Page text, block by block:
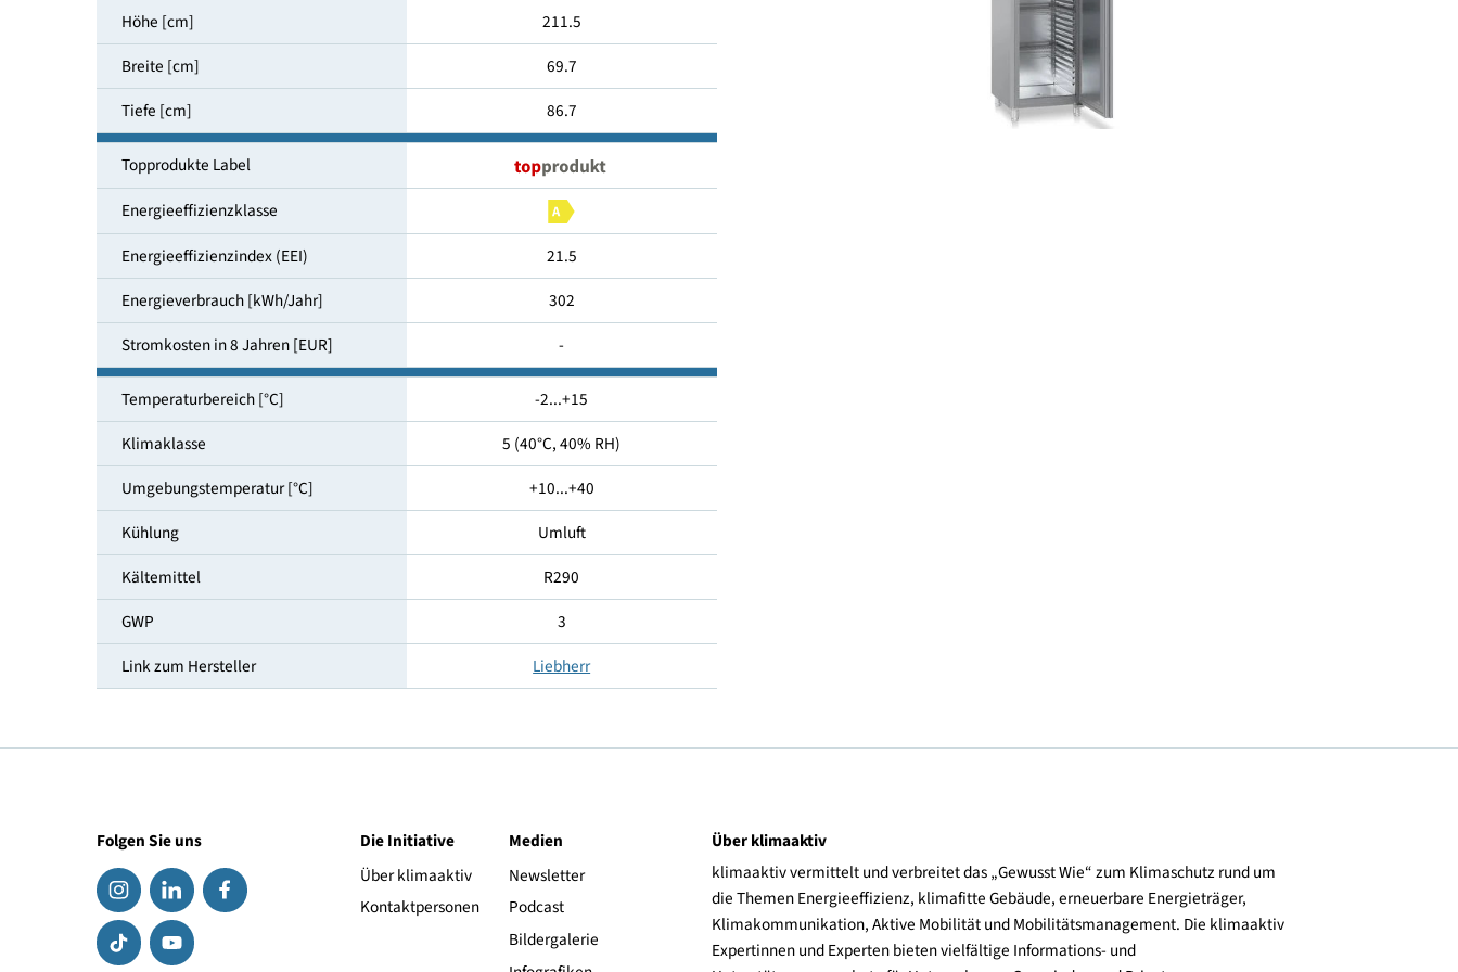
Nutzinhalt gesamt [l]
Höhe [cm]
Breite [cm]
69.7
Tiefe [cm]
Topprodukte Label
Energieeffizienzklasse
Energieeffizienzindex (EEI)
Energieverbrauch [kWh/Jahr]
Stromkosten in 8 Jahren [EUR]
Temperaturbereich [°C]
Klimaklasse
5 (40°C, 40% RH)
Umgebungstemperatur [°C] +10...+40
Kühlung Umluft
Kältemittel R290
GWP
3